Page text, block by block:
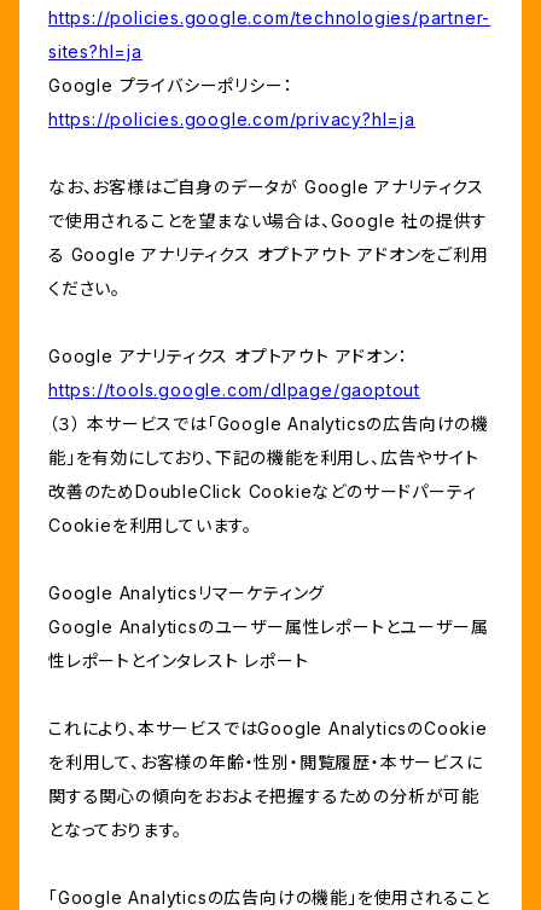
https://policies.google.com/technologies/partner-
sites?hl=ja
Google プライバシーポリシー：
https://policies.google.com/privacy?hl=ja
なお、お客様はご自身のデータが Google アナリティクス
で使用されることを望まない場合は、Google 社の提供す
る Google アナリティクス オプトアウト アドオンをご利用
ください。
Google アナリティクス オプトアウト アドオン：
https://tools.google.com/dlpage/gaoptout
（３） 本サービスでは「Google Analyticsの広告向けの機
能」を有効にしており、下記の機能を利用し、広告やサイト
改善のためDoubleClick Cookieなどのサードパーティ
Cookieを利用しています。
Google Analyticsリマーケティング
Google Analyticsのユーザー属性レポートとユーザー属
性レポートとインタレスト レポート
これにより、本サービスではGoogle AnalyticsのCookie
を利用して、お客様の年齢・性別・閲覧履歴・本サービスに
関する関心の傾向をおおよそ把握するための分析が可能
となっております。
「Google Analyticsの広告向けの機能」を使用されること